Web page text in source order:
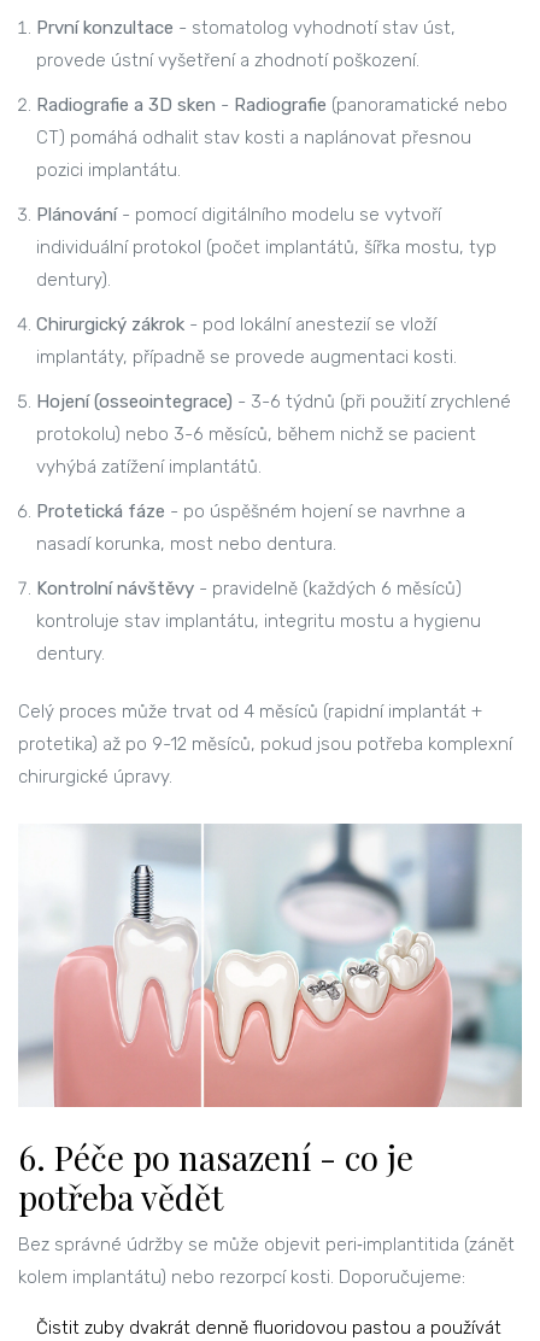
První konzultace - stomatolog vyhodnotí stav úst,
provede ústní vyšetření a zhodnotí poškození.
Radiografie a 3D sken - Radiografie (panoramatické nebo
CT) pomáhá odhalit stav kosti a naplánovat přesnou
pozici implantátu.
Plánování- pomocí digitálního modelu se vytvoří
individuální protokol (počet implantátů, šířka mostu, typ
dentury).
Chirurgický zákrok - pod lokální anestezií se vloží
implantáty, případně se provede augmentaci kosti.
Hojení (osseointegrace) - 3-6 týdnů (při použití zrychlené
protokolu) nebo 3-6 měsíců, během nichž se pacient
vyhýbá zatížení implantátů.
Protetická fáze - po úspěšném hojení se navrhne a
nasadí korunka, most nebo dentura.
Kontrolní návštěvy - pravidelně (každých 6 měsíců)
kontroluje stav implantátu, integritu mostu a hygienu
dentury.
Celý proces může trvat od 4 měsíců (rapidní implantát +
protetika) až po 9-12 měsíců, pokud jsou potřeba komplexní
chirurgické úpravy.
6. Péče po nasazení - co je
potřeba vědět
Bez správné údržby se může objevit peri‑implantitida (zánět
kolem implantátu) nebo rezorpcí kosti. Doporučujeme:
Čistit zuby dvakrát denně fluoridovou pastou a používát